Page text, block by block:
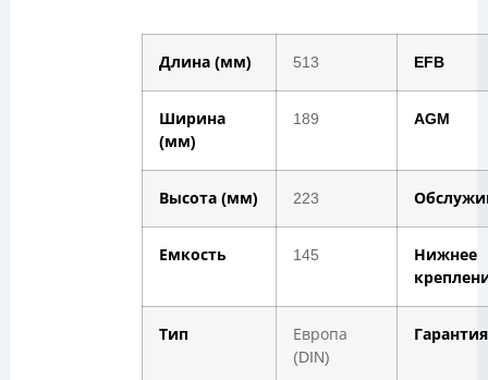
Длина (мм) 513 EFB
Ширина
(мм)
189 AGM
Высота (мм) 223
Емкость 145
Нижнее
Тип
Европа
(DIN)